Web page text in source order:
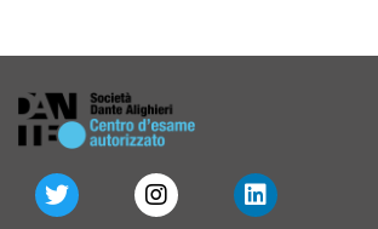
T
w
I
n
L
i